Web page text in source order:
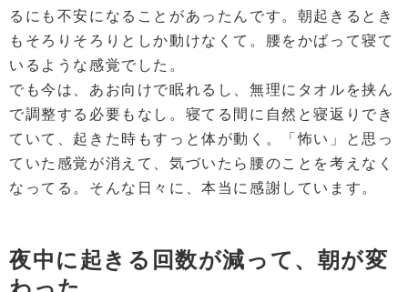
るにも不安になることがあったんです。朝起きるとき
もそろりそろりとしか動けなくて。腰をかばって寝て
いるような感覚でした。
でも今は、あお向けで眠れるし、無理にタオルを挟ん
で調整する必要もなし。寝てる間に自然と寝返りでき
ていて、起きた時もすっと体が動く。「怖い」と思っ
ていた感覚が消えて、気づいたら腰のことを考えなく
なってる。そんな日々に、本当に感謝しています。
夜中に起きる回数が減って、朝が変